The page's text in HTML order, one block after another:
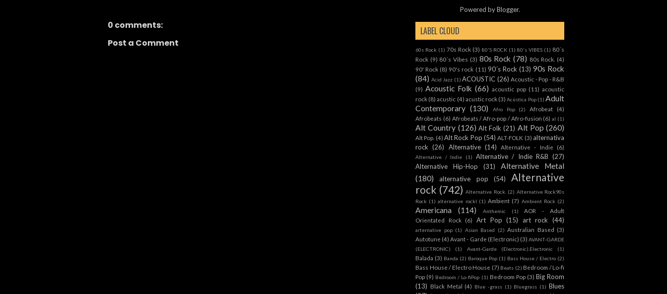
0 comments:
Post a Comment
Powered byBlogger.
LABEL CLOUD
60s Rock (1) 70s Rock (3) 80'S ROCK (1) 80's VIBES (1) 80´s
Rock (9) 80´s Vibes (3) 80s Rock (78) 80s Rock. (4)
90' Rock (8) 90's rock (11) 90´s Rock (13) 90s Rock
(84) Acid Jazz (1) ACOUSTIC (26) Acoustic - Pop - R&B
(9) Acoustic Folk (66) acoustic pop (11) acoustic
rock (8) acustic (4) acustic rock (3) Acústica Pop (1) Adult
Contemporary (130) Afro Pop (2) Afrobeat
(4)
Afrobeats (6) Afrobeats / Afro-pop / Afro-fusion (6) al (1)
Alt Country (126) Alt Folk (21) Alt Pop (260)
Alt Pop. (4) Alt Rock Pop (54) ALT-FOLK (3) alternativa
rock (26) Alternative (14) Alternative - Indie (6)
Alternative / Indie (1) Alternative / Indie R&B (27)
Alternative Hip-Hop
(31)
Alternative Metal
(180)
alternative pop (54)
Alternative
rock (742) Alternative Rock. (2) Alternative Rock90s
Rock (1) alternative rockl (1) Ambient (7) Ambient Rock (2)
Americana (114) Anthemic (1)
AOR - Adult
Orientated Rock (6) Art Pop (15) art rock (44)
arternative pop (1) Asian Based (2) Australian Based (3)
Autotune (4) Avant - Garde (Electronic) (3) AVANT-GARDE
(ELECTRONIC)
(1) Avant-Garde (Electronic).Electronic (1)
Balada (3) Banda (2) Baroque Pop (1) Bass House / Electro (2)
Bass House / Electro House (7) Beats (2) Bedroom / Lo-fi
Pop (9) Bedroom / Lo-fiPop (1) Bedroom Pop (3) Big Room
(13) Black Metal (4) Blue -grass (1) Bluegrass (1) Blues